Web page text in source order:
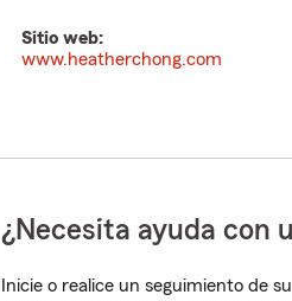
Sitio web:
www.heatherchong.com
¿Necesita ayuda con
Inicie o realice un seguimiento de